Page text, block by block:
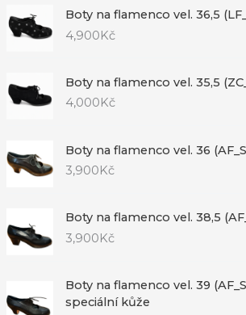
Boty na flamenco vel. 36,5
4,900Kč
Boty na flamenco vel. 35,5
4,000 Kč
Boty na flamenco vel. 36
3,900 Kč
Boty na flamenco vel. 38,5
3,900Kč
Boty na flamenco vel. 39
speciální kůže